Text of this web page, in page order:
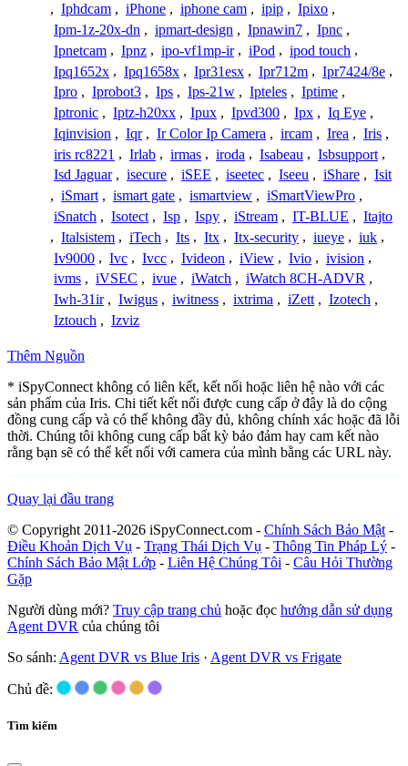
, Iphdcam , iPhone , iphone cam , ipip , Ipixo ,
Ipm-1z-20x-dn , ipmart-design , Ipnawin7 , Ipnc ,
Ipnetcam , Ipnz , ipo-vf1mp-ir , iPod , ipod touch ,
Ipq1652x , Ipq1658x , Ipr31esx , Ipr712m , Ipr7424/8e ,
Ipro , Iprobot3 , Ips , Ips-21w , Ipteles , Iptime ,
Iptronic , Iptz-h20xx , Ipux , Ipvd300 , Ipx , Iq Eye ,
Iqinvision , Iqr , Ir Color Ip Camera , ircam , Irea , Iris ,
iris rc8221 , Irlab , irmas , iroda , Isabeau , Isbsupport ,
Isd Jaguar , isecure , iSEE , iseetec , Iseeu , iShare , Isit
, iSmart , ismart gate , ismartview , iSmartViewPro ,
iSnatch , Isotect , Isp , Ispy , iStream , IT-BLUE , Itajto
, Italsistem , iTech , Its , Itx , Itx-security , iueye , iuk ,
Iv9000 , Ivc , Ivcc , Ivideon , iView , Ivio , ivision ,
ivms , iVSEC , ivue , iWatch , iWatch 8CH-ADVR ,
Iwh-31ir , Iwigus , iwitness , ixtrima , iZett , Izotech ,
Iztouch , Izviz
Thêm Nguồn
* iSpyConnect không có liên kết, kết nối hoặc liên hệ nào với các
sản phẩm của Iris. Chi tiết kết nối được cung cấp ở đây là do cộng
đồng cung cấp và có thể không đầy đủ, không chính xác hoặc đã lỗi
thời. Chúng tôi không cung cấp bất kỳ bảo đảm hay cam kết nào
rằng bạn sẽ có thể kết nối với camera của mình bằng các URL này.
Quay lại đầu trang
© Copyright 2011-2026 iSpyConnect.com - Chính Sách Bảo Mật -
Điều Khoản Dịch Vụ - Trạng Thái Dịch Vụ - Thông Tin Pháp Lý -
Chính Sách Bảo Mật Lớp - Liên Hệ Chúng Tôi - Câu Hỏi Thường
Gặp
Người dùng mới? Truy cập trang chủ hoặc đọc hướng dẫn sử dụng
Agent DVR của chúng tôi
So sánh: Agent DVR vs Blue Iris · Agent DVR vs Frigate
Chủ đề:
Tìm kiếm